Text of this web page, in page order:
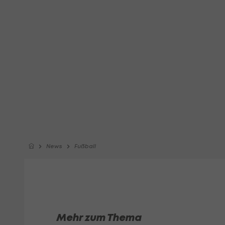
News Fußball
Mehr zum Thema